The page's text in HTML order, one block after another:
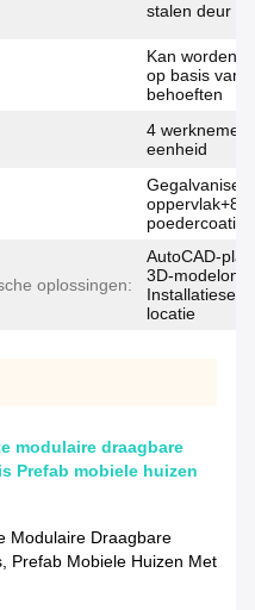
stalen deur
Kan worden
op basis van
behoeften
4
eenheid
poedercoating
oplossingen:
AutoCAD-
3D-
locatie
modulaire draagbare
Prefab mobiele huizen
Modulaire Draagbare
Prefab Mobiele Huizen Met